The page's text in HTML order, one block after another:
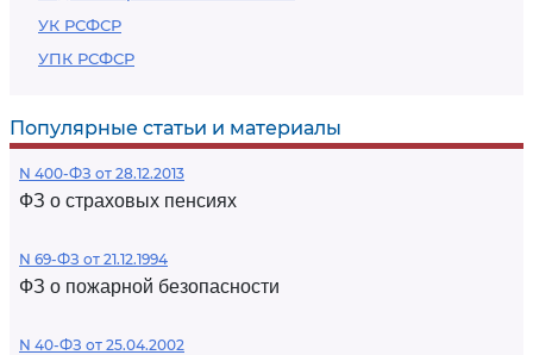
УК РСФСР
УПК РСФСР
Популярные статьи и материалы
N 400-ФЗ от 28.12.2013
ФЗ о страховых пенсиях
N 69-ФЗ от 21.12.1994
ФЗ о пожарной безопасности
N 40-ФЗ от 25.04.2002